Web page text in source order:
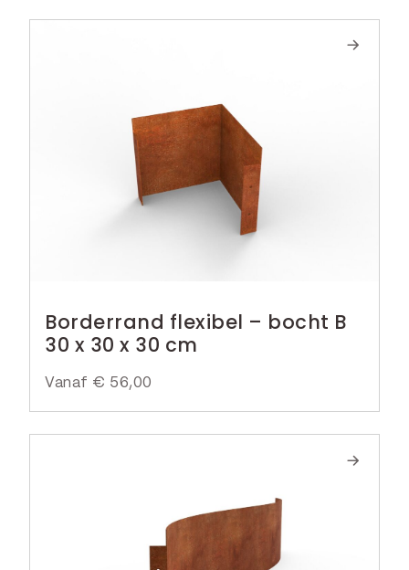
Borderrand flexibel – bocht B
30 x 30 x 30 cm
Vanaf € 56,00